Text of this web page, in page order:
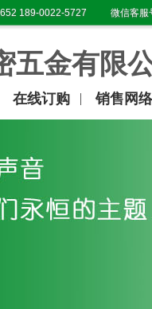
189-0022-5727 微信客
五金有限
在线订购 销售网络